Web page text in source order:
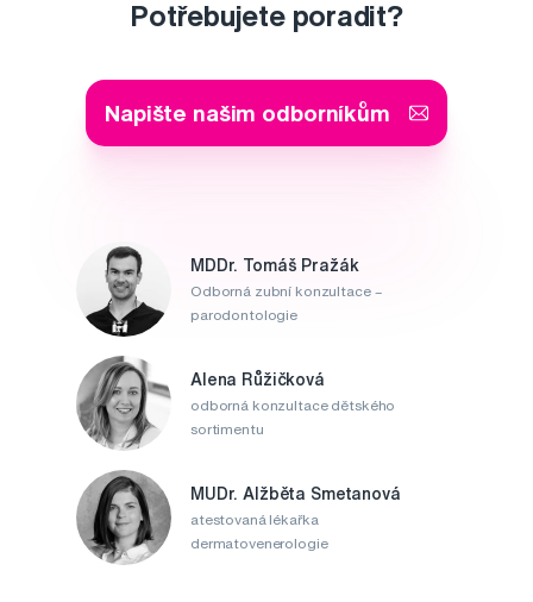
Potřebujete poradit?
Napište našim odborníkům
MDDr. Tomáš Pražák
Odborná zubní konzultace –
parodontologie
Alena Růžičková
odborná konzultace dětského
sortimentu
MUDr. Alžběta Smetanová
atestovaná lékařka
dermatovenerologie